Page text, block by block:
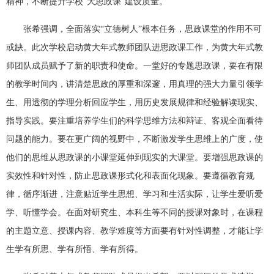
张希强调，全面落实“立德树人”根本任务，思政课堂的作用不可
或缺。此次学校启动黄大年式教师团队进思政课工作，为黄大年式教
师团队成员赋予了新的职责和使命。一堂好的专题思政课，要在有限
的教学时间内，讲清楚思政的厚重和深邃，用真理的强大力量引领学
生、用透彻的学理分析回应学生，用历史发展规律和经验解读现实、
指导实践。要注重培养学生们的科学思维方法和辩证、客观全面看待
问题的能力。要在更广阔的视野中，不断激发学生思维上的广度，使
他们的思维从思政课的小课堂延伸到现实的大课堂。要增强思政课的
实效性和针对性，防止思政课形式化和表面化现象。要遵循教育规
律，循序渐进，注意贴近学生思想、学习和生活实际，让学生爱听爱
学、听懂学会。在面对研究生、本科生等不同的授课对象时，在课程
的主题立意、授课内容、教学难度等方面要有针对性调整，才能让学
生学有所思、学有所悟、学有所得。